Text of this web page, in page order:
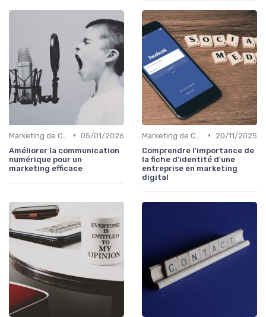
• 05/01/2026
Améliorer la communication
numérique pour un
marketing efficace
•
20/11/2025
Comprendre l'importance de
la fiche d'identité d'une
entreprise en marketing
digital